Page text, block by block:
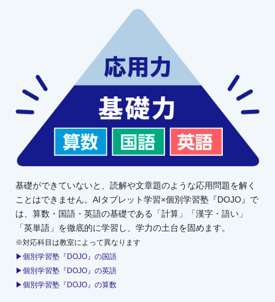
基礎ができていないと、読解や文章題のような応用問題を解く
ことはできません。AIタブレット学習×個別学習塾『DOJO』で
は、算数・国語・英語の基礎である「計算」「漢字・語い」
「英単語」を徹底的に学習し、学力の土台を固めます。
※対応科目は教室によって異なります
▶個別学習塾『DOJO』の国語
▶個別学習塾『DOJO』の英語
▶個別学習塾『DOJO』の算数